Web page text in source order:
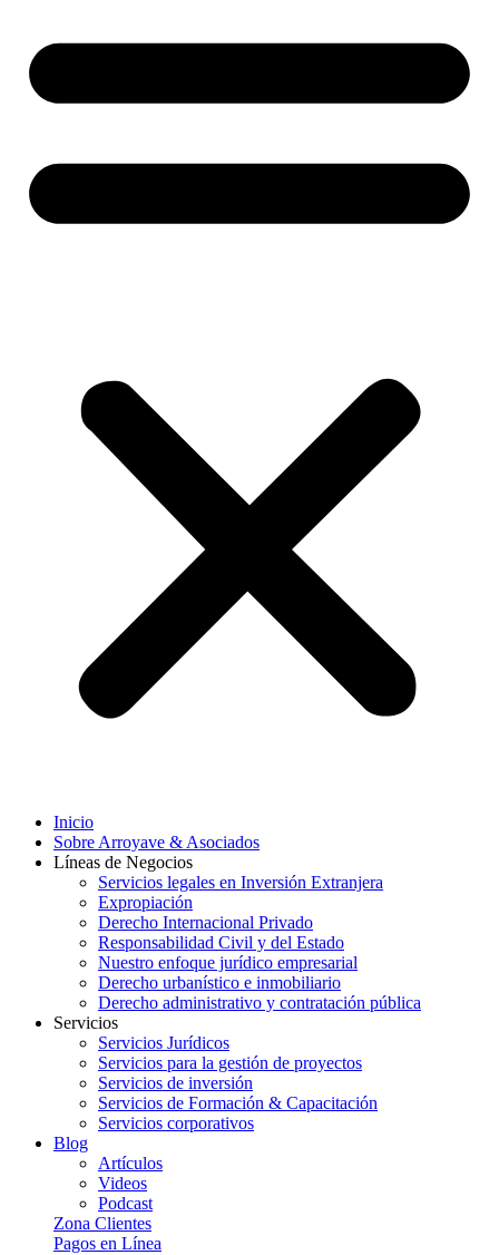
Inicio
Sobre Arroyave & Asociados
Líneas de Negocios
Servicios legales en Inversión Extranjera
Expropiación
Derecho Internacional Privado
Responsabilidad Civil y del Estado
Nuestro enfoque jurídico empresarial
Derecho urbanístico e inmobiliario
Derecho administrativo y contratación pública
Servicios
Servicios Jurídicos
Servicios para la gestión de proyectos
Servicios de inversión
Servicios de Formación & Capacitación
Servicios corporativos
Blog
Artículos
Videos
Podcast
Zona Clientes
Pagos en Línea